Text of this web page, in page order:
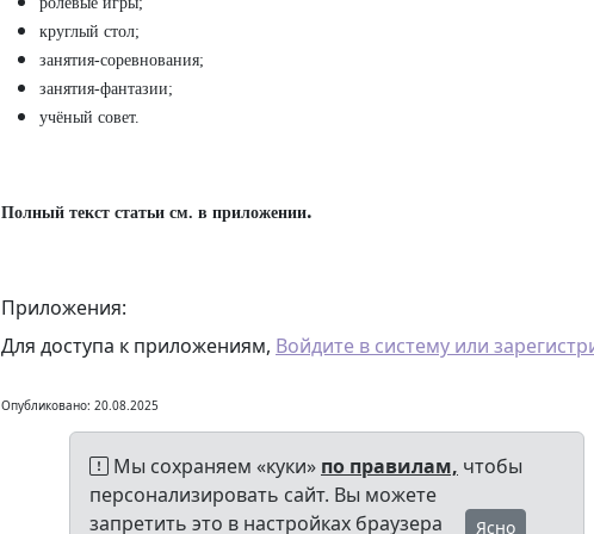
круглый стол;
занятия-соревнования;
занятия-фантазии;
учёный совет.
Полный текст статьи см. в приложении.
Приложения:
Для доступа к приложениям, Войдите в систему или
Опубликовано: 20.08.2025
Мы сохраняем «куки» по правилам, чтобы
персонализировать сайт. Вы можете
запретить это в настройках браузера
Ясно